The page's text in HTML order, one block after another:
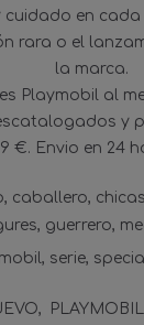
en cada
rara o el
la marca.
Playmobil al
y
€. Envio en 24
caballero chicas
guerrero
serie